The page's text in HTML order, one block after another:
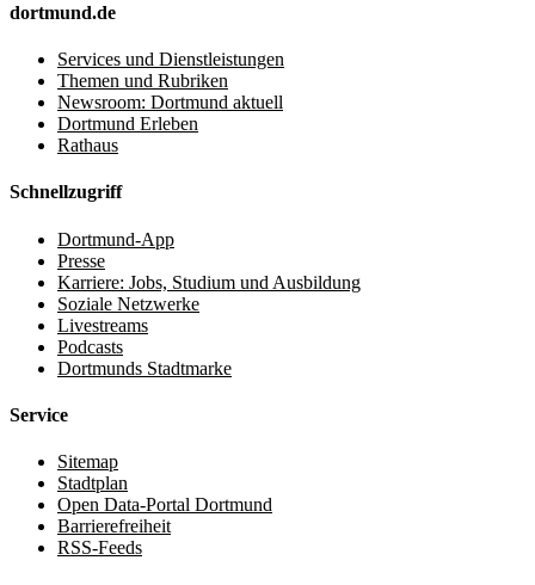
dortmund.de
Services und Dienstleistungen
Themen und Rubriken
Newsroom: Dortmund aktuell
Dortmund Erleben
Rathaus
Schnellzugriff
Dortmund-App
Presse
Karriere: Jobs, Studium und Ausbildung
Soziale Netzwerke
Livestreams
Podcasts
Dortmunds Stadtmarke
Service
Sitemap
Stadtplan
Open Data-Portal Dortmund
Barrierefreiheit
RSS-Feeds